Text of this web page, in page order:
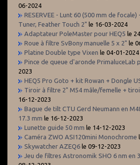
06-2024
RESERVEE - Lunt 60 (500 mm de focale)
Tuner, Feather Touch 2" le 16-03-2024
Adaptateur PoleMaster pour HEQ5 le
Roue à filtre SvBony manuelle 5 x 2" le
Platine Double type Vixen le 04-01-2024
Pince de queue d'aronde PrimaluceLab
2023
HEQ5 Pro Goto + kit Rowan + Dongle
Tiroir à filtre 2" M54 mâle/femelle +
16-12-2023
Bague de tilt CTU Gerd Neumann en
17.3 mm le 16-12-2023
Lunette guide 50 mm le 14-12-2023
Caméra ZWO ASI120mini Monochrome
Skywatcher AZEQ6 le 09-12-2023
Jeu de filtres Astronomik SHO 6 nm en